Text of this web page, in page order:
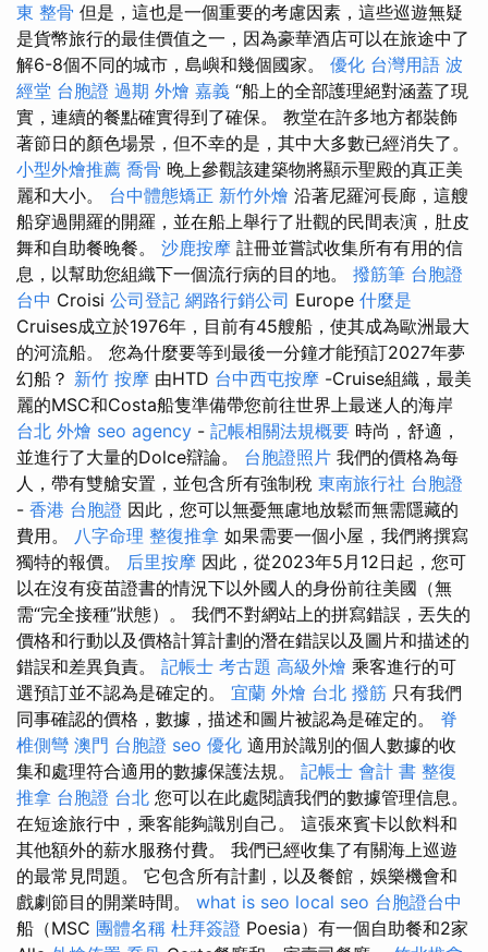
東 整骨 但是，這也是一個重要的考慮因素，這些巡遊無疑
是貨幣旅行的最佳價值之一，因為豪華酒店可以在旅途中了
解6-8個不同的城市，島嶼和幾個國家。 優化 台灣用語 波
經堂 台胞證 過期 外燴 嘉義 “船上的全部護理絕對涵蓋了現
實，連續的餐點確實得到了確保。 教堂在許多地方都裝飾
著節日的顏色場景，但不幸的是，其中大多數已經消失了。
小型外燴推薦 喬骨 晚上參觀該建築物將顯示聖殿的真正美
麗和大小。 台中體態矯正 新竹外燴 沿著尼羅河長廊，這艘
船穿過開羅的開羅，並在船上舉行了壯觀的民間表演，肚皮
舞和自助餐晚餐。 沙鹿按摩 註冊並嘗試收集所有有用的信
息，以幫助您組織下一個流行病的目的地。 撥筋筆 台胞證
台中 Croisi 公司登記 網路行銷公司 Europe 什麼是
Cruises成立於1976年，目前有45艘船，使其成為歐洲最大
的河流船。 您為什麼要等到最後一分鐘才能預訂2027年夢
幻船？ 新竹 按摩 由HTD 台中西屯按摩 -Cruise組織，最美
麗的MSC和Costa船隻準備帶您前往世界上最迷人的海岸
台北 外燴 seo agency - 記帳相關法規概要 時尚，舒適，
並進行了大量的Dolce辯論。 台胞證照片 我們的價格為每
人，帶有雙艙安置，並包含所有強制稅 東南旅行社 台胞證
- 香港 台胞證 因此，您可以無憂無慮地放鬆而無需隱藏的
費用。 八字命理 整復推拿 如果需要一個小屋，我們將撰寫
獨特的報價。 后里按摩 因此，從2023年5月12日起，您可
以在沒有疫苗證書的情況下以外國人的身份前往美國（無
需“完全接種”狀態）。 我們不對網站上的拼寫錯誤，丟失的
價格和行動以及價格計算計劃的潛在錯誤以及圖片和描述的
錯誤和差異負責。 記帳士 考古題 高級外燴 乘客進行的可
選預訂並不認為是確定的。 宜蘭 外燴 台北 撥筋 只有我們
同事確認的價格，數據，描述和圖片被認為是確定的。 脊
椎側彎 澳門 台胞證 seo 優化 適用於識別的個人數據的收
集和處理符合適用的數據保護法規。 記帳士 會計 書 整復
推拿 台胞證 台北 您可以在此處閱讀我們的數據管理信息。
在短途旅行中，乘客能夠識別自己。 這張來賓卡以飲料和
其他額外的薪水服務付費。 我們已經收集了有關海上巡遊
的最常見問題。 它包含所有計劃，以及餐館，娛樂機會和
戲劇節目的開業時間。 what is seo local seo 台胞證台中
船（MSC 團體名稱 杜拜簽證 Poesia）有一個自助餐和2家